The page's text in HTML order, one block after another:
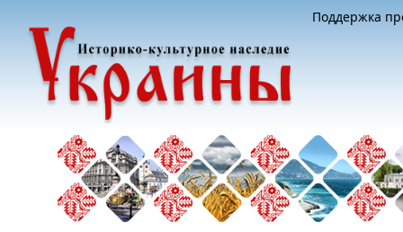
Поддержка